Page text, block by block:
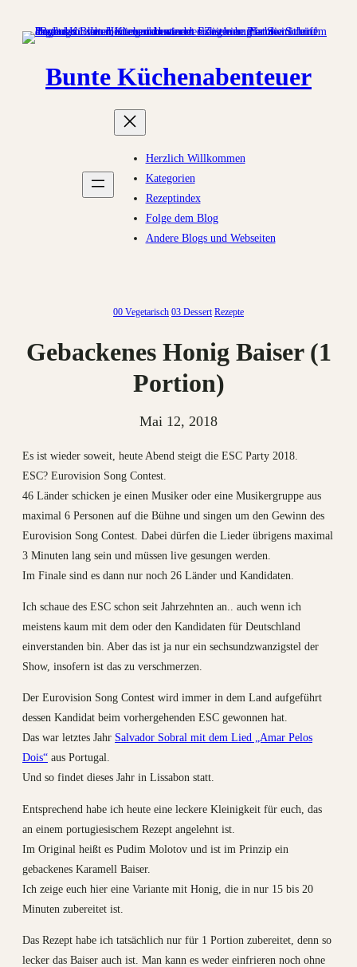
Inhalt
Bunte Küchenabenteuer
Herzlich Willkommen
Kategorien
Rezeptindex
Folge dem Blog
Andere Blogs und Webseiten
00 Vegetarisch 03 Dessert Rezepte
Gebackenes Honig Baiser (1
Portion)
Mai 12, 2018
Es ist wieder soweit, heute Abend steigt die ESC Party 2018.
ESC? Eurovision Song Contest.
46 Länder schicken je einen Musiker oder eine Musikergruppe aus
maximal 6 Personen auf die Bühne und singen um den Gewinn des
Eurovision Song Contest. Dabei dürfen die Lieder übrigens maximal
3 Minuten lang sein und müssen live gesungen werden.
Im Finale sind es dann nur noch 26 Länder und Kandidaten.
Ich schaue des ESC schon seit Jahrzehnten an.. auch wenn ich
meistens kaum mit dem oder den Kandidaten für Deutschland
einverstanden bin. Aber das ist ja nur ein sechsundzwanzigstel der
Show, insofern ist das zu verschmerzen.
Der Eurovision Song Contest wird immer in dem Land aufgeführt
dessen Kandidat beim vorhergehenden ESC gewonnen hat.
Das war letztes Jahr Salvador Sobral mit dem Lied „Amar Pelos
Dois“ aus Portugal.
Und so findet dieses Jahr in Lissabon statt.
Entsprechend habe ich heute eine leckere Kleinigkeit für euch, das
an einem portugiesischem Rezept angelehnt ist.
Im Original heißt es Pudim Molotov und ist im Prinzip ein
gebackenes Karamell Baiser.
Ich zeige euch hier eine Variante mit Honig, die in nur 15 bis 20
Minuten zubereitet ist.
Das Rezept habe ich tatsächlich nur für 1 Portion zubereitet, denn so
lecker das Baiser auch ist. Man kann es weder einfrieren noch ohne